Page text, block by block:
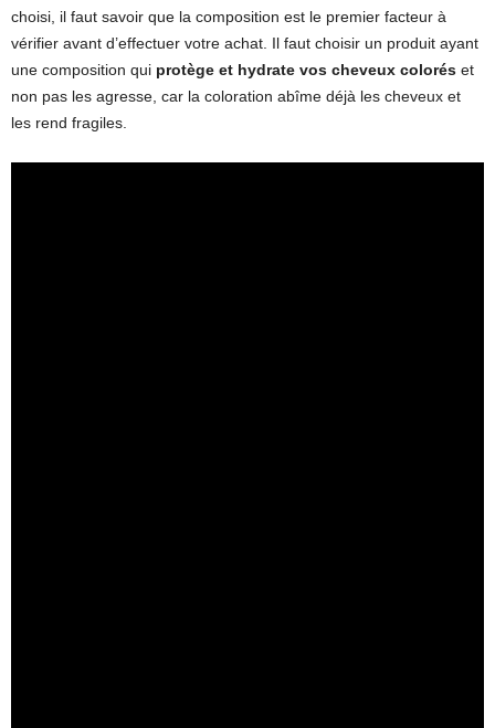
choisi, il faut savoir que la composition est le premier facteur à
vérifier avant d’effectuer votre achat. Il faut choisir un produit ayant
une composition qui protège et hydrate vos cheveux colorés et
non pas les agresse, car la coloration abîme déjà les cheveux et
les rend fragiles.